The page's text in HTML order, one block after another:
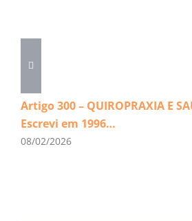
Artigo 300 – QUIROPRAXIA E
Escrevi em 1996…
08/02/2026